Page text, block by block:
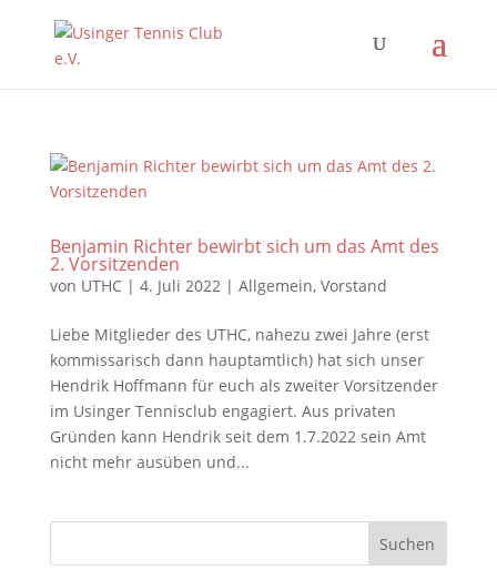
Benjamin Richter bewirbt sich um das Amt des
2. Vorsitzenden
von UTHC| 4. Juli 2022| Allgemein, Vorstand
Liebe Mitglieder des UTHC, nahezu zwei Jahre (erst
kommissarisch dann hauptamtlich) hat sich unser
Hendrik Hoffmann für euch als zweiter Vorsitzender
im Usinger Tennisclub engagiert. Aus privaten
Gründen kann Hendrik seit dem 1.7.2022 sein Amt
nicht mehr ausüben und...